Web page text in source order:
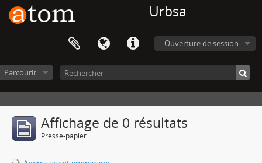
Urbsa
Ouverture de session
Parcourir
Affichage de 0 résultats
Presse-papier